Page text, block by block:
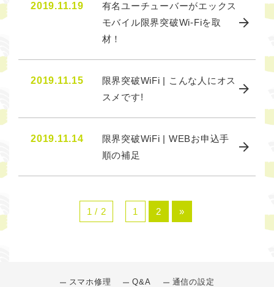
2019.11.19
有名ユーチューバーがエックス
モバイル限界突破Wi-Fiを取
材！
2019.11.15
限界突破WiFi | こんな人にオス
スメです!
2019.11.14
限界突破WiFi | WEBお申込手
順の補足
1 / 2 1 2 »
スマホ修理 Q&A 通信の設定